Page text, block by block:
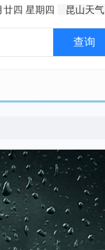
廿四 星期四 昆山天气
查询